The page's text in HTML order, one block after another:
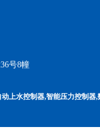
号8幢
上水控制器,智能压力控制器,